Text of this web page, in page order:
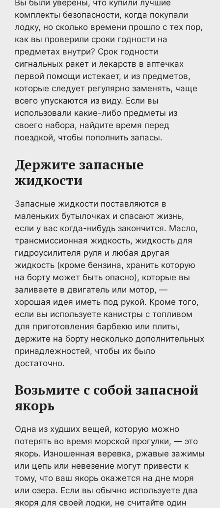
Вы были уверены, что купили лучшие
комплекты безопасности, когда покупали
лодку, но сколько времени прошло с тех пор,
как вы проверили сроки годности на
предметах внутри? Срок годности
сигнальных ракет и лекарств в аптечках
первой помощи истекает, и из предметов,
которые следует регулярно заменять, чаще
всего упускаются из виду. Если вы
использовали какие-либо предметы из
своего набора, найдите время перед
поездкой, чтобы пополнить запасы.
Держите запасные
жидкости
Запасные жидкости поставляются в
маленьких бутылочках и спасают жизнь,
если у вас когда-нибудь закончится. Масло,
трансмиссионная жидкость, жидкость для
гидроусилителя руля и любая другая
жидкость (кроме бензина, хранить которую
на борту может быть опасно), которые вы
заливаете в двигатель или мотор, —
хорошая идея иметь под рукой. Кроме того,
если вы используете канистры с топливом
для приготовления барбекю или плиты,
держите на борту несколько дополнительных
принадлежностей, чтобы их было
достаточно.
Возьмите с собой запасной
якорь
Одна из худших вещей, которую можно
потерять во время морской прогулки, — это
якорь. Изношенная веревка, ржавые зажимы
или цепь или невезение могут привести к
тому, что ваш якорь окажется на дне моря
или озера. Если вы обычно используете два
якоря для своей лодки, не считайте один